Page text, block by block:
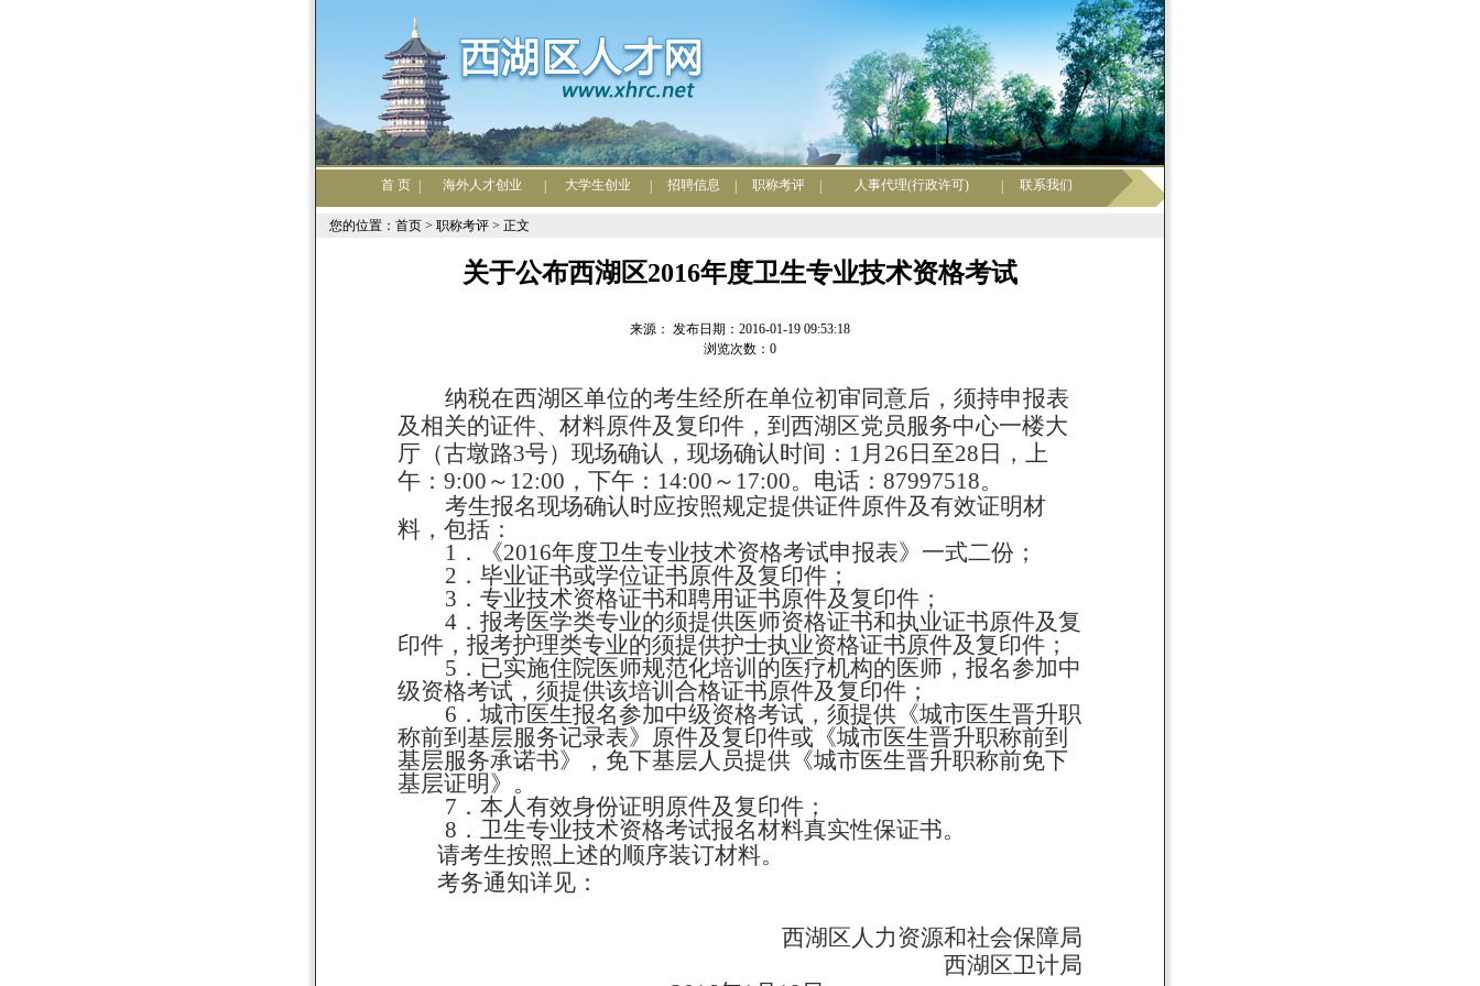
首 页 海外人才创业 大学生创业 招聘信息 职称考评 人事代理(行政许可) 联系我们
您的位置：首页 > 职称考评 > 正文
关于公布西湖区2016年度卫生专业技术资格考试
来源： 发布日期：2016-01-19 09:53:18
浏览次数：0
纳税在西湖区单位的考生经所在单位初审同意后，须持申报表
及相关的证件、材料原件及复印件 ，到西湖区党员服务中心一楼大
厅（古墩路3号）现场确认，现场确认时间：1月26日至28日，上
午：9:00～12:00，下午：14:00～17:00。 电话： 87997518。
考生报名现场确认时应按照规定提供证件原件及有效证明材
料，包括：
1 ．《2016年度卫生专业技术资格考试申报表》一式二份；
2 ．毕业证书或学位证书原件及复印件；
3 ．专业技术资格证书和聘用证书原件及复印件；
4． 报考医学类专业的须提供医师资格证书和执业证书原件及复
印件 ，报考护理类专业的须提供护士执业资格证书原件及复印件 ；
5． 已实施住院医师规范化培训的医疗机构的医师， 报名参加中
级资格考试，须提供该培训合格证书原件及复印件；
6．城市医生报名参加中级资格考试，须提供《城市医生晋升职
称前到基层服务记录表》原件及复印件或《城市医生晋升职称前到
基层服务承诺书》，免下基层人员提供《城市医生晋升职称前免下
基层证明》。
7． 本人有效身份证明原件及复印件；
8 ．卫生专业技术资格考试报名材料真实性保证书。
请考生按照上述的顺序装订材料。
考务通知详见：
西湖区人力资源和社会保障局
西湖区卫计局